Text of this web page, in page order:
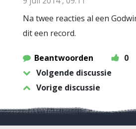
Na twee reacties al een
dit een record.
Beantwoorden
0
Volgende discussie
Vorige discussie